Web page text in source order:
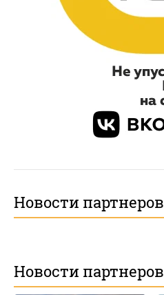
Новости партнеров
Новости партнеров